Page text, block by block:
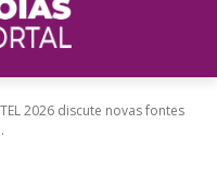
2026 discute novas fontes